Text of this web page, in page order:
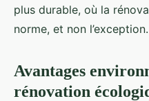
plus durable, où la
norme, et non l’exception.
Avantages
rénovation